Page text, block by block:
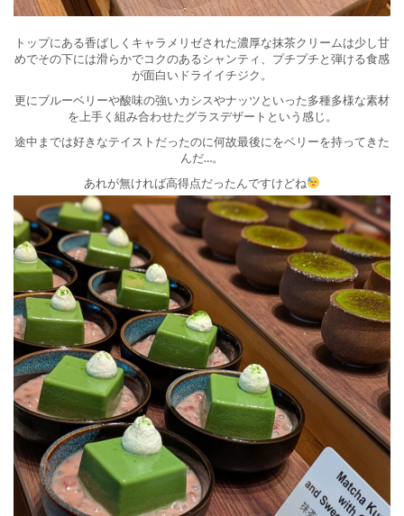
トップにある香ばしくキャラメリゼされた濃厚な抹茶クリームは少し甘
めでその下には滑らかでコクのあるシャンティ、プチプチと弾ける食感
が面白いドライイチジク。
更にブルーベリーや酸味の強いカシスやナッツといった多種多様な素材
を上手く組み合わせたグラスデザートという感じ。
途中までは好きなテイストだったのに何故最後にをベリーを持ってきた
んだ…。
あれが無ければ高得点だったんですけどね